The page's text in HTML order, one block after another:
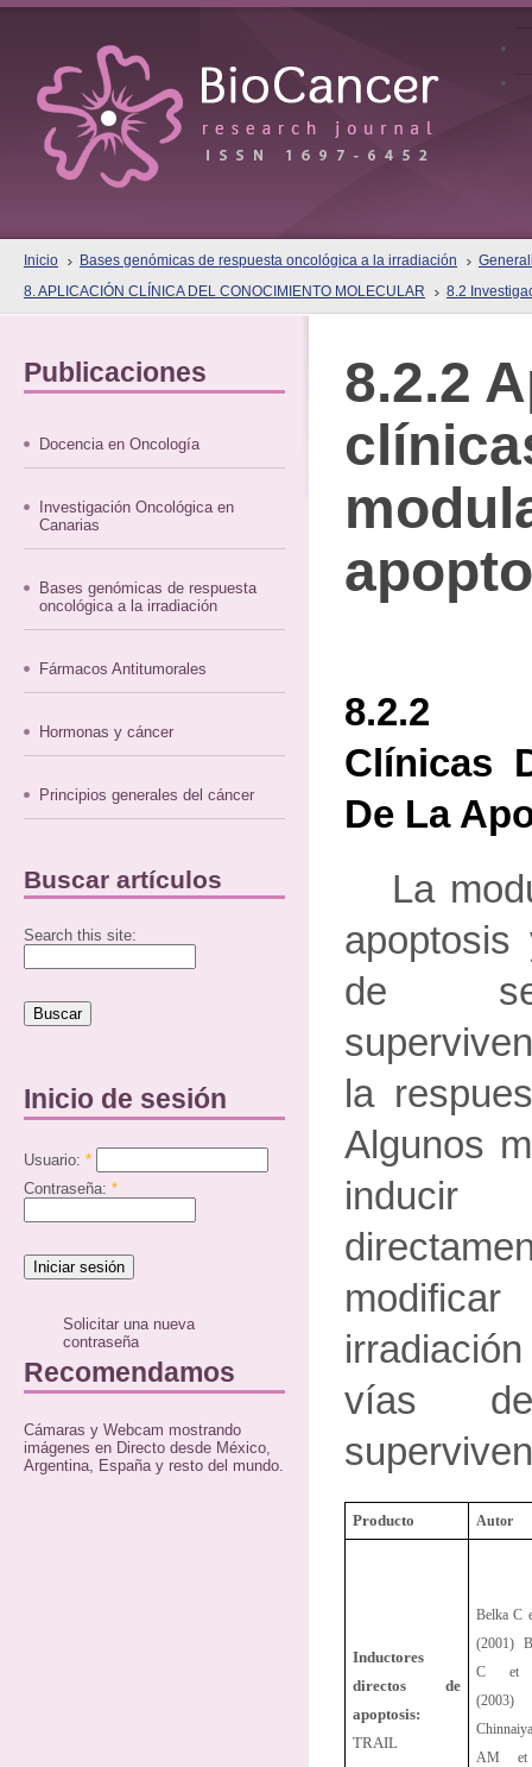
Inicio Bases genómicas de respuesta oncológica a la irradiación
8. APLICACIÓN CLÍNICA DEL CONOCIMIENTO MOLECULAR
8.2
Publicaciones
Docencia en Oncología
Investigación Oncológica en
Canarias
Bases genómicas de respuesta
oncológica a la irradiación
Fármacos Antitumorales
Hormonas y cáncer
Principios generales del cáncer
Buscar artículos
Search this site:
Inicio de sesión
Usuario: *
Contraseña: *
Solicitar una nueva
contraseña
Recomendamos
Cámaras y Webcam mostrando
imágenes en Directo desde México,
Argentina, España y resto del mundo.
8.2.2
8.2.2
Clínicas
De La
La
de
la
Algunos
inducir
vías
Producto Autor
Inductores
directos de
apoptosis:
TRAIL
Belka C
(2001)
C et
(2003)
AM